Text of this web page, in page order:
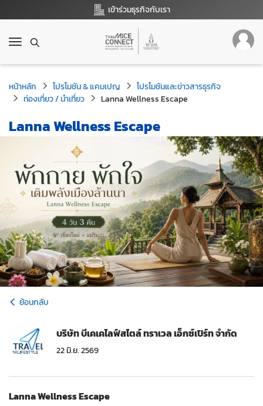
เข้าร่วมธุรกิจกับเรา
T
g
g
l
e
a
a
i
n
หน้าหลัก โปรโมชัน & แคมเปญ
โปรโมชันและข่าวสารธุรกิจ
ท่องเที่ยว / นำเที่ยว
Lanna Wellness Escape
Lanna Wellness Escape
ย้อนกลับ
บริษัท บีเคเคไลฟ์สไตล์ ทราเวล เอ็กซ์เปิร์ท จำกัด
22 มิ.ย. 2569
Lanna Wellness Escape